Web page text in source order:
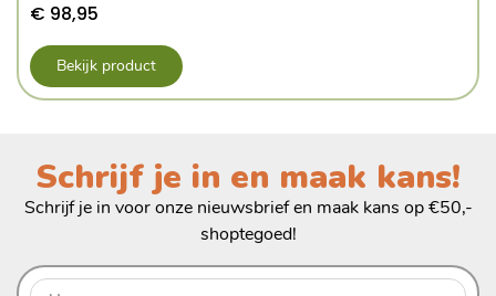
€ 98,95
Bekijk product
Schrijf je in en maak kans!
Schrijf je in voor onze nieuwsbrief en maak kans op €50,-
shoptegoed!